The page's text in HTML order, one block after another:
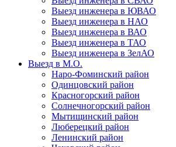
Выезд инженера в ЮВАО
Выезд инженера в НАО
Выезд инженера в ВАО
Выезд инженера в ТАО
Выезд инженера в ЗелАО
Выезд в М.О.
Наро-Фоминский район
Одинцовский район
Красногорский район
Солнечногорский район
Мытищинский район
Люберецкий район
Ленинский район